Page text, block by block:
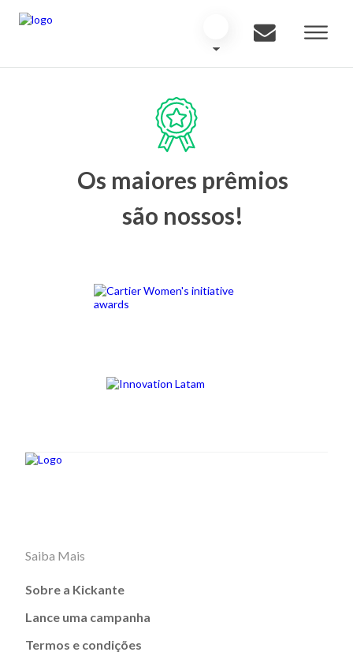
Os maiores prêmios
são nossos!
Saiba Mais
Sobre a Kickante
Lance uma campanha
Termos e condições